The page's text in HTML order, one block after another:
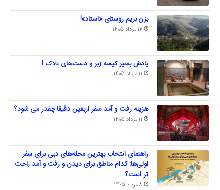
بزن بریم روستای «استاد»!
12 مرداد 1405
یادش بخیر کیسه‌ زبر و دست‌های دلاک !
11 مرداد 1405
هزینه رفت و آمد سفر اربعین دقیقا چقدر می شود؟
11 مرداد 1405
راهنمای انتخاب بهترین محله‌های دبی برای سفر
اولی‌ها: کدام مناطق برای دیدن و رفت و آمد راحت
تر است؟
8 مرداد 1405